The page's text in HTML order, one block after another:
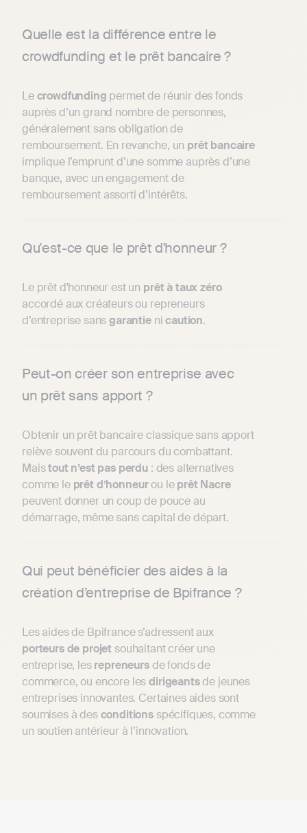
Quelle est la différence entre le
crowdfunding et le prêt bancaire ?
Lecrowdfunding permet de réunir des fonds
auprès d’un grand nombre de personnes,
généralement sans obligation de
remboursement. En revanche, un prêt bancaire
implique l’emprunt d’une somme auprès d’une
banque, avec un engagement de
remboursement assorti d’intérêts.
Qu'est-ce que le prêt d'honneur ?
Le prêt d'honneur est un prêt à taux zéro
accordé aux créateurs ou repreneurs
d’entreprise sansgarantienicaution.
Peut-on créer son entreprise avec
un prêt sans apport ?
Obtenir un prêt bancaire classique sans apport
relève souvent du parcours du combattant.
Maistout n’est pas perdu : des alternatives
comme le prêt d’honneurou leprêt Nacre
peuvent donner un coup de pouce au
démarrage, même sans capital de départ.
Qui peut bénéficier des aides à la
création d’entreprise de Bpifrance ?
Les aides de Bpifrance s’adressent aux
porteurs de projet souhaitant créer une
entreprise, lesrepreneursde fonds de
commerce, ou encore lesdirigeantsde jeunes
entreprises innovantes. Certaines aides sont
soumises à desconditionsspécifiques, comme
un soutien antérieur à l’innovation.